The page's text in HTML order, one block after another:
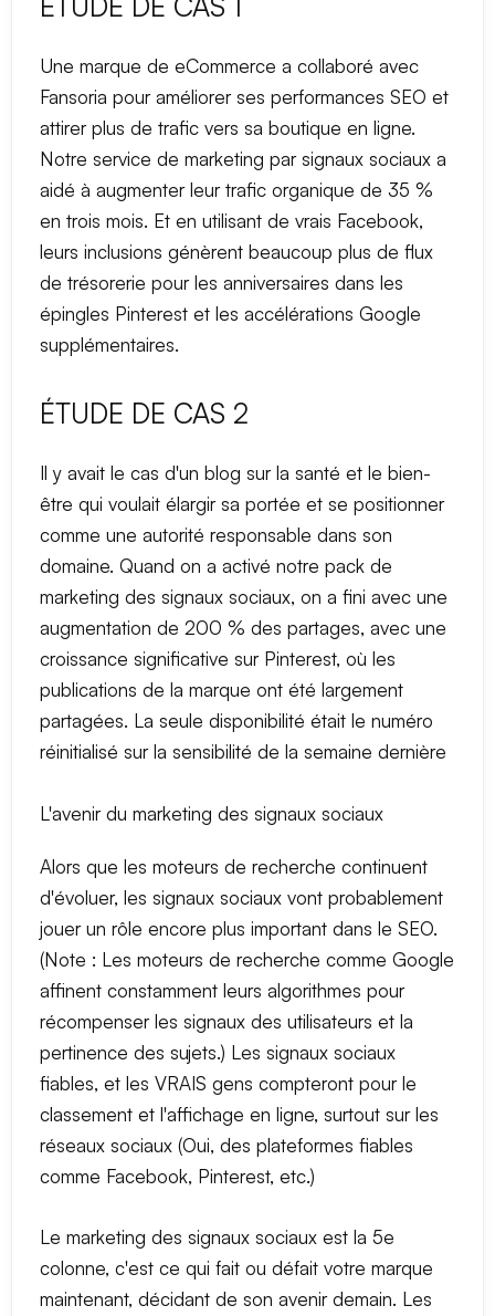
Une marque de eCommerce a collaboré avec
Fansoria pour améliorer ses performances SEO et
attirer plus de trafic vers sa boutique en ligne.
Notre service de marketing par signaux sociaux a
aidé à augmenter leur trafic organique de 35 %
en trois mois. Et en utilisant de vrais Facebook,
leurs inclusions génèrent beaucoup plus de flux
de trésorerie pour les anniversaires dans les
épingles Pinterest et les accélérations Google
supplémentaires.
ÉTUDE DE CAS 2
Il y avait le cas d'un blog sur la santé et le bien-
être qui voulait élargir sa portée et se positionner
comme une autorité responsable dans son
domaine. Quand on a activé notre pack de
marketing des signaux sociaux, on a fini avec une
augmentation de 200 % des partages, avec une
croissance significative sur Pinterest, où les
publications de la marque ont été largement
partagées. La seule disponibilité était le numéro
réinitialisé sur la sensibilité de la semaine dernière
L'avenir du marketing des signaux sociaux
Alors que les moteurs de recherche continuent
d'évoluer, les signaux sociaux vont probablement
jouer un rôle encore plus important dans le SEO.
(Note : Les moteurs de recherche comme Google
affinent constamment leurs algorithmes pour
récompenser les signaux des utilisateurs et la
pertinence des sujets.) Les signaux sociaux
fiables, et les VRAIS gens compteront pour le
classement et l'affichage en ligne, surtout sur les
réseaux sociaux (Oui, des plateformes fiables
comme Facebook, Pinterest, etc.)
Le marketing des signaux sociaux est la 5e
colonne, c'est ce qui fait ou défait votre marque
maintenant, décidant de son avenir demain. Les